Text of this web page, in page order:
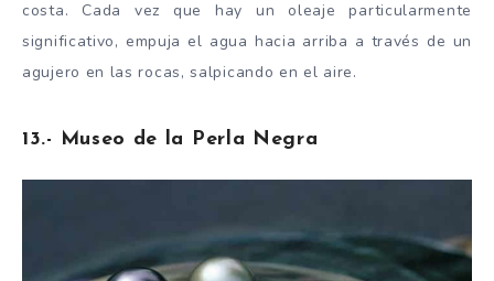
costa. Cada vez que hay un oleaje particularmente
significativo, empuja el agua hacia arriba a través de un
agujero en las rocas, salpicando en el aire.
13.- Museo de la Perla Negra